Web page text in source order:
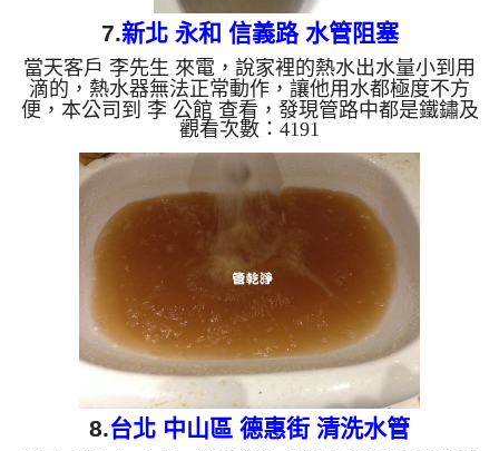
7.新北 永和 信義路 水管阻塞
當天客戶 李先生 來電，說家裡的熱水出水量小到用
滴的，熱水器無法正常動作，讓他用水都極度不方
便，本公司到 李 公館 查看，發現管路中都是鐵鏽及
異物，本公司架起 水管清洗機 ，開始 清洗水管 ，廢
水狂噴，如下圖及影片，李先生 看傻了眼，，清洗
水管 過程堵住了好幾次，本公司改以特殊工法處
理， 水管清洗 約兩小時後，出水量變大， 李先生終
於有熱水可以用了。 清洗水管, 水管清洗, 洗水管,
熱水管堵塞, 熱水忽冷忽熱, 洗管路, 清管路 ...
觀看次數：4191
8.台北 中山區 德惠街 清洗水管